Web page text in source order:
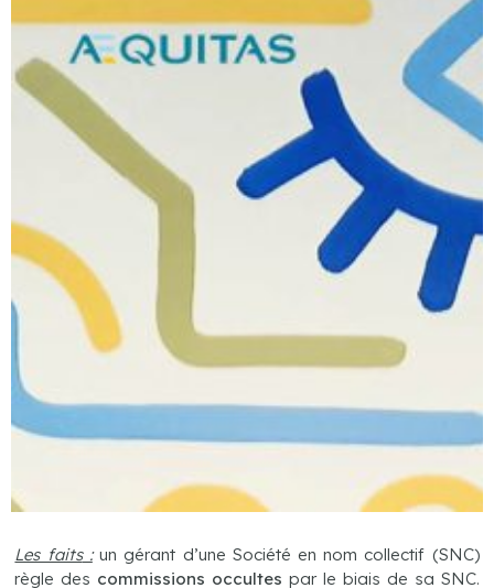
Les faits:un gérant d’une Société en nom collectif (SNC)
règle des commissions occultes par le biais de sa SNC.